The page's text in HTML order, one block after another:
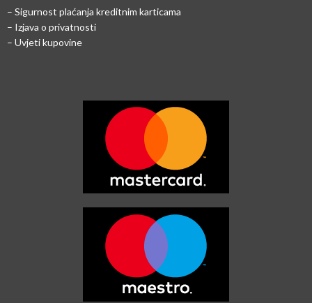
– Sigurnost plaćanja kreditnim karticama
– Izjava o privatnosti
– Uvjeti kupovine